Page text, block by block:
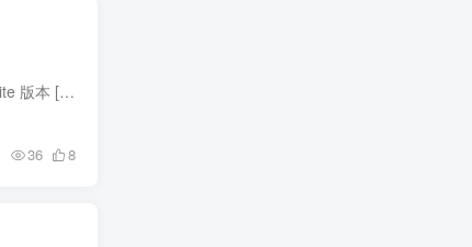
描述 这是 AUdio Imperia – Chorus Library 的精简版。大小减少约 92% — — — — — — — — — SriLinks Lite 版本 [SLV] — — — — — — — — 库大小：从 64.5GB 减少到 4.98GB...
36 8